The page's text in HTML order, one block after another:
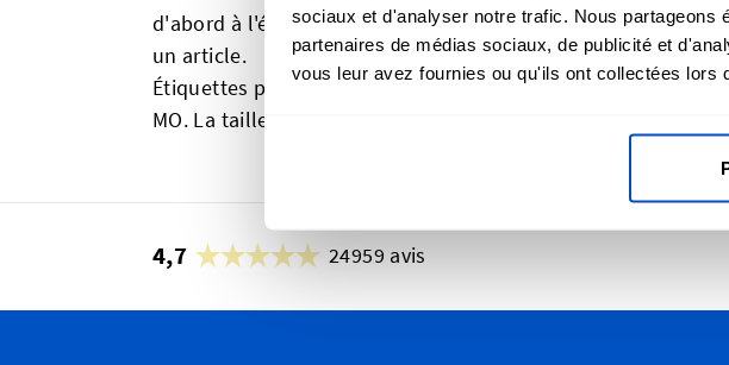
sociaux et d'analyser notre trafic. Nous partageons
partenaires de médias sociaux, de publicité et
vous leur avez fournies ou qu'ils ont collectées lors
d'abord à l'étiquette de la marque principale, puis attachent
un article.
Étiquettes pour Nouveau-né, 0-3 MO, 3-6 MO, 6-9 MO, 9-12
MO. La taille de ces étiquettes est 1 x 4 cm / 0,39" x 1,57"
4,7 24959 avis